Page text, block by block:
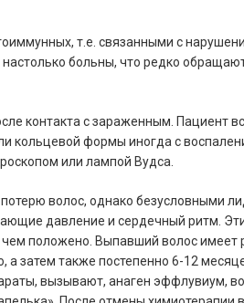
т.е. связанными с
больны, что редко
контакта с зараженным. Пациент
кольцевой формы иногда с
или лампой Вудса.
волос, однако безусловными
давление и сердечный ритм.
положено. Выпавший волос имеет
затем также постепенно 6-12
вызывают, анаген эффлувиум,